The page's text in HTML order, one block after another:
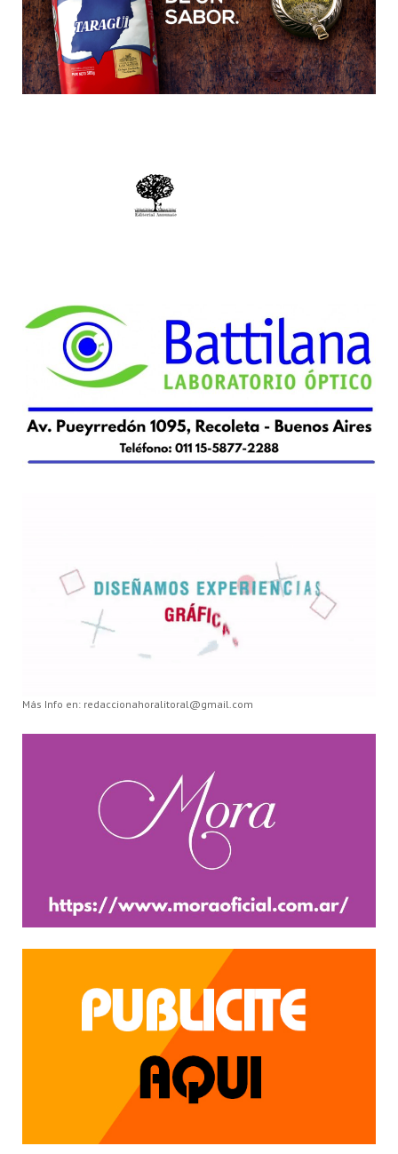
Más Info en: redaccionahoralitoral@gmail.com